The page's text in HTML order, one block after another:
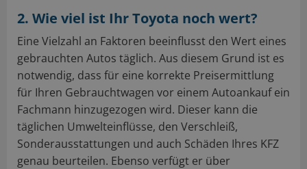
2. Wie viel ist Ihr Toyota noch wert?
Eine Vielzahl an Faktoren beeinflusst den Wert eines
gebrauchten Autos täglich. Aus diesem Grund ist es
notwendig, dass für eine korrekte Preisermittlung
für Ihren Gebrauchtwagen vor einem Autoankauf ein
Fachmann hinzugezogen wird. Dieser kann die
täglichen Umwelteinflüsse, den Verschleiß,
Sonderausstattungen und auch Schäden Ihres KFZ
genau beurteilen. Ebenso verfügt er über